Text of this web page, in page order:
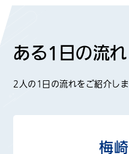
ある1日の流れ
2人の1日の流れをご紹介しま
梅